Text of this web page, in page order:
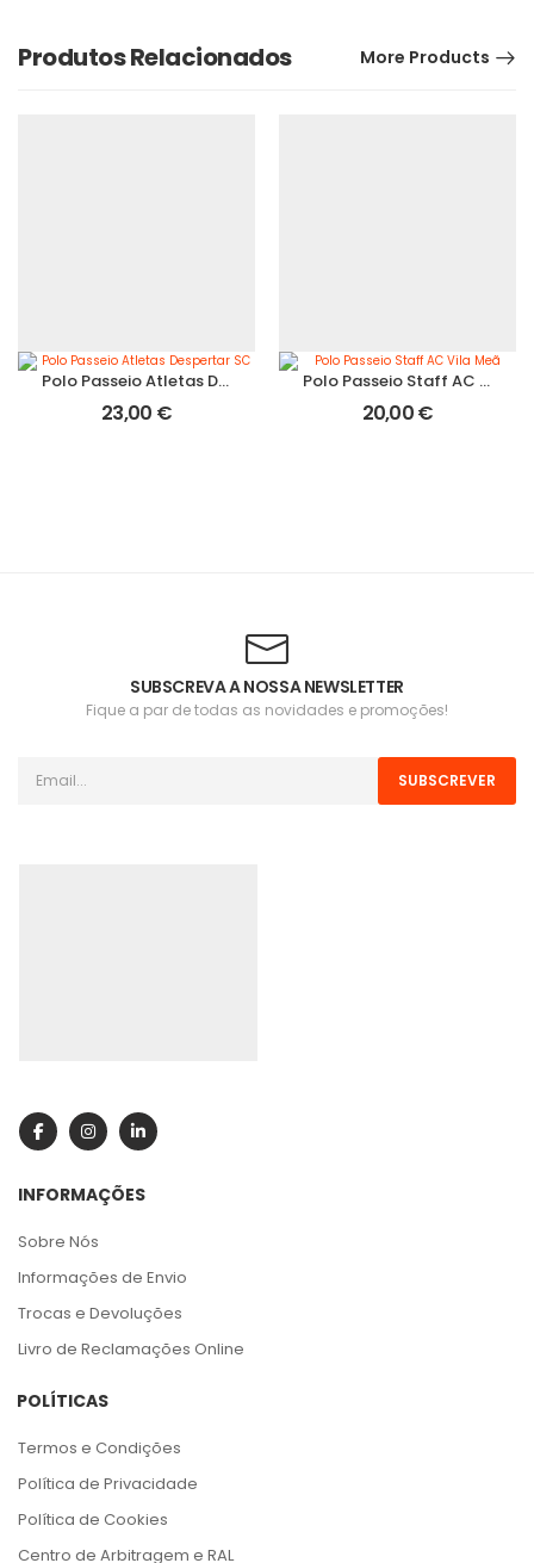
Produtos Relacionados More Products
Polo Passeio Atletas Despertar SC
23,00 €
Polo Passeio Staff AC Vila Meã
20,00€
INFORMAÇÕES
Sobre Nós
Informações de Envio
Trocas e Devoluções
Livro de Reclamações Online
POLÍTICAS
Termos e Condições
Política de Privacidade
Política de Cookies
Centro de Arbitragem e RAL
SUBSCREVA A NOSSA NEWSLETTER
Fique a par de todas as novidades e promoções!
SUBSCREVER